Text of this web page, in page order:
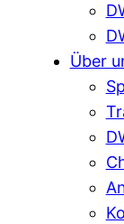
Über